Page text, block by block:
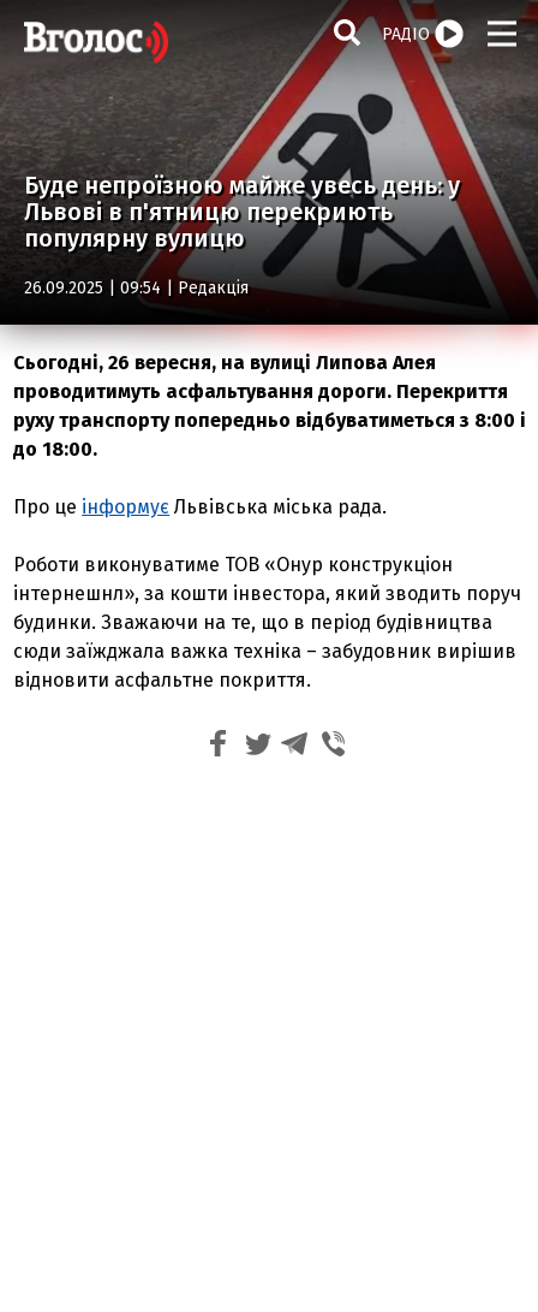
РАДІО
Буде непроїзною майже увесь день: у
Львові в п'ятницю перекриють
популярну вулицю
26.09.2025 | 09:54 | Редакція
Сьогодні, 26 вересня, на вулиці Липова Алея
проводитимуть асфальтування дороги. Перекриття
руху транспорту попередньо відбуватиметься з 8:00 і
до 18:00.
Про це інформує Львівська міська рада.
Роботи виконуватиме ТОВ «Онур конструкціон
інтернешнл», за кошти інвестора, який зводить поруч
будинки. Зважаючи на те, що в період будівництва
сюди заїжджала важка техніка – забудовник вирішив
відновити асфальтне покриття.